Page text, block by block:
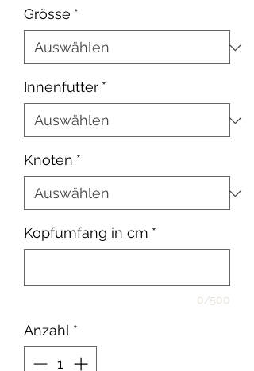
Grösse *
Innenfutter *
Knoten *
Kopfumfang in cm *
0/500
Anzahl *